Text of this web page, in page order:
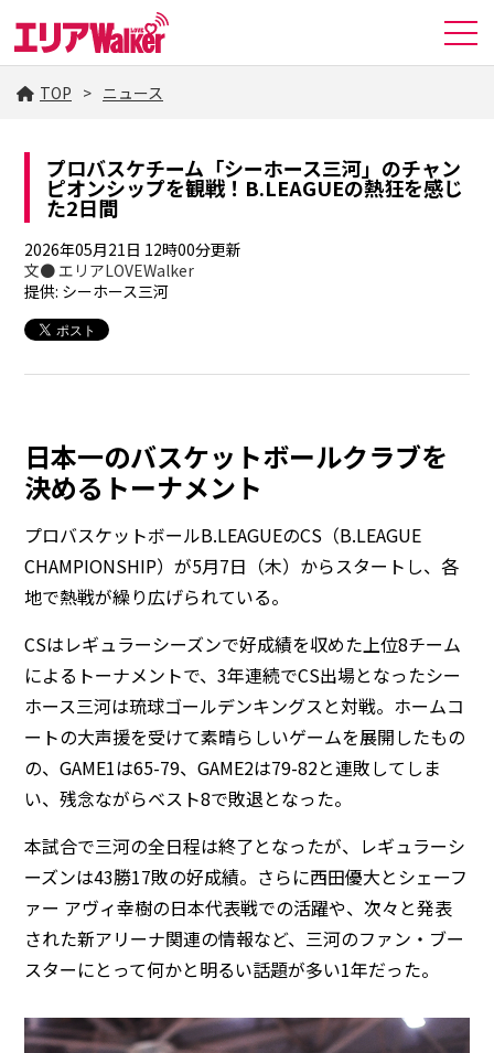
TOP ニュース
プロバスケチーム「シーホース三河」のチャン
ピオンシップを観戦！B.LEAGUEの熱狂を感じ
た2日間
2026年05月21日 12時00分更新
文● エリアLOVEWalker
提供: シーホース三河
日本一のバスケットボールクラブを
決めるトーナメント
プロバスケットボールB.LEAGUEのCS（B.LEAGUE
CHAMPIONSHIP）が5月7日（木）からスタートし、各
地で熱戦が繰り広げられている。
CSはレギュラーシーズンで好成績を収めた上位8チーム
によるトーナメントで、3年連続でCS出場となったシー
ホース三河は琉球ゴールデンキングスと対戦。ホームコ
ートの大声援を受けて素晴らしいゲームを展開したもの
の、GAME1は65-79、GAME2は79-82と連敗してしま
い、残念ながらベスト8で敗退となった。
本試合で三河の全日程は終了となったが、レギュラーシ
ーズンは43勝17敗の好成績。さらに西田優大とシェーフ
ァー アヴィ幸樹の日本代表戦での活躍や、次々と発表
された新アリーナ関連の情報など、三河のファン・ブー
スターにとって何かと明るい話題が多い1年だった。